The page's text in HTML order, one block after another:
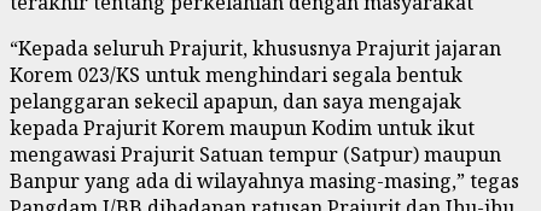
“Kepada seluruh Prajurit, khususnya Prajurit jajaran
Korem 023/KS untuk menghindari segala bentuk
pelanggaran sekecil apapun, dan saya mengajak
kepada Prajurit Korem maupun Kodim untuk ikut
mengawasi Prajurit Satuan tempur (Satpur) maupun
Banpur yang ada di wilayahnya masing-masing,” tegas